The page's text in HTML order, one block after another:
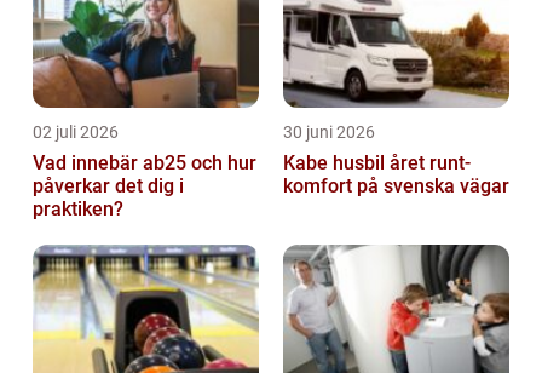
02 juli 2026
Vad innebär ab25 och hur
påverkar det dig i
praktiken?
30 juni 2026
Kabe husbil året runt-
komfort på svenska vägar